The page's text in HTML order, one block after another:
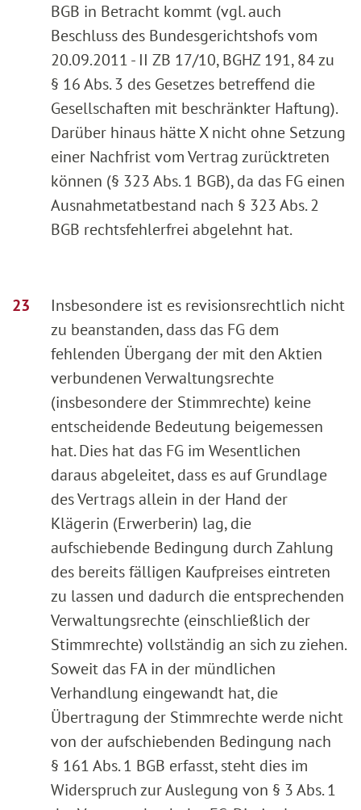
BGB in Betracht kommt (vgl. auch
Beschluss des Bundesgerichtshofs vom
20.09.2011 - II ZB 17/10, BGHZ 191, 84 zu
§ 16 Abs. 3 des Gesetzes betreffend die
Gesellschaften mit beschränkter Haftung).
Darüber hinaus hätte X nicht ohne Setzung
einer Nachfrist vom Vertrag zurücktreten
können (§ 323 Abs. 1 BGB), da das FG einen
Ausnahmetatbestand nach § 323 Abs. 2
BGB rechtsfehlerfrei abgelehnt hat.
Insbesondere ist es revisionsrechtlich nicht
zu beanstanden, dass das FG dem
fehlenden Übergang der mit den Aktien
verbundenen Verwaltungsrechte
(insbesondere der Stimmrechte) keine
entscheidende Bedeutung beigemessen
hat. Dies hat das FG im Wesentlichen
daraus abgeleitet, dass es auf Grundlage
des Vertrags allein in der Hand der
Klägerin (Erwerberin) lag, die
aufschiebende Bedingung durch Zahlung
des bereits fälligen Kaufpreises eintreten
zu lassen und dadurch die entsprechenden
Verwaltungsrechte (einschließlich der
Stimmrechte) vollständig an sich zu ziehen.
Soweit das FA in der mündlichen
Verhandlung eingewandt hat, die
Übertragung der Stimmrechte werde nicht
von der aufschiebenden Bedingung nach
§ 161 Abs. 1 BGB erfasst, steht dies im
Widerspruch zur Auslegung von § 3 Abs. 1